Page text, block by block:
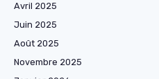
Avril 2025
Juin 2025
Août 2025
Novembre 2025